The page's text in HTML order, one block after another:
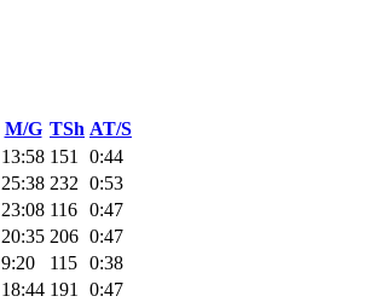
M/G TSh AT/S
13:58 151
0:44
25:38 232 0:53
23:08 116 0:47
20:35 206 0:47
9:20 115 0:38
18:44 191
0:47